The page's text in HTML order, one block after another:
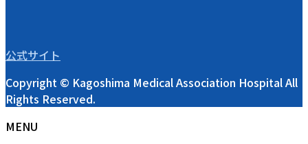
公式サイト
Copyright © Kagoshima Medical Association Hospital All
Rights Reserved.
MENU